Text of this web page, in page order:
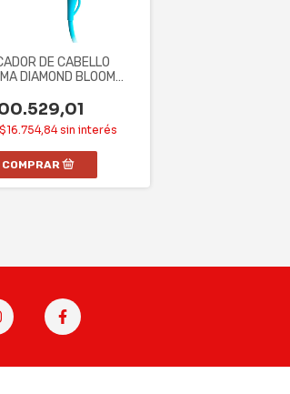
DE CABELLO
DIAMOND BLOOM
$16.754,84 sin interés